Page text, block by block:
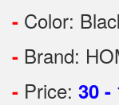
- Color:
- Brand:
- Price: 30 -